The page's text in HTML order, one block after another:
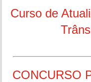
Curso de
CONCURSO